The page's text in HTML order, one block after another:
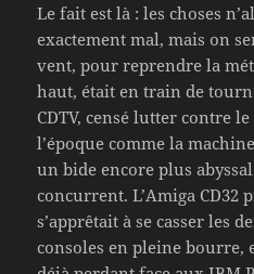
Le fait est là : les choses
exactement mal, mais on
vent, pour reprendre la
haut, était en train de
CDTV, censé lutter contre
l’époque comme la
un bide encore plus
concurrent. L’Amiga CD32
s’apprêtait à se casser les
consoles en pleine bourre,